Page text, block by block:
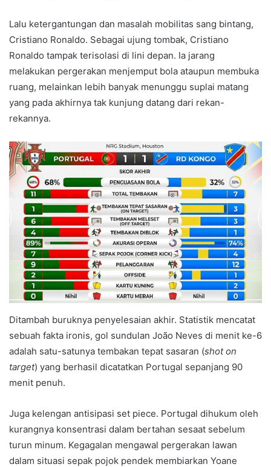
Lalu ketergantungan dan masalah mobilitas sang bintang,
Cristiano Ronaldo. Sebagai ujung tombak, Cristiano
Ronaldo tampak terisolasi di lini depan. Ia jarang
melakukan pergerakan menjemput bola ataupun membuka
ruang, melainkan lebih banyak menunggu suplai matang
yang pada akhirnya tak kunjung datang dari rekan-
rekannya.
Ditambah buruknya penyelesaian akhir. Statistik mencatat
sebuah fakta ironis, gol sundulan João Neves di menit ke-6
adalah satu-satunya tembakan tepat sasaran (shot on
target) yang berhasil dicatatkan Portugal sepanjang 90
menit penuh.
Juga kelengan antisipasi set piece. Portugal dihukum oleh
kurangnya konsentrasi dalam bertahan sesaat sebelum
turun minum. Kegagalan mengawal pergerakan lawan
dalam situasi sepak pojok pendek membiarkan Yoane